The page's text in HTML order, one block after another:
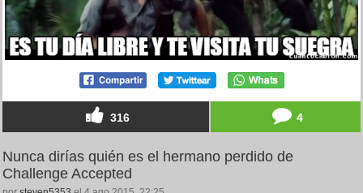
316 4
Nunca dirías quién es el hermano perdido de
Challenge Accepted